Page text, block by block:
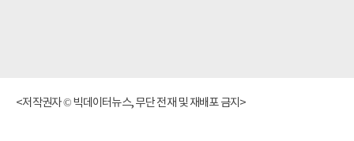
<저작권자 © 빅데이터뉴스, 무단 전재 및 재배포 금지>